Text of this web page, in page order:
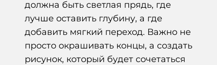
должна быть светлая прядь, где
лучше оставить глубину, а где
добавить мягкий переход. Важно не
просто окрашивать концы, а создать
рисунок, который будет сочетаться